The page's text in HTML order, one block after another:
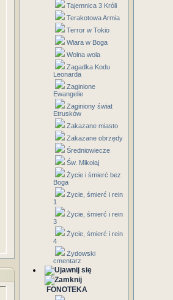
Tajemnica 3 Króli
Terakotowa Armia
Terror w Tokio
Wiara w Boga
Wolna wola
Zagadka Kodu
Leonarda
Zaginione
Ewangelie
Zaginiony świat
Etrusków
Zakazane miasto
Zakazane obrzędy
Średniowiecze
Św. Mikołaj
Życie i śmierć bez
Boga
Życie, śmierć i rein
1
Życie, śmierć i rein
3
Życie, śmierć i rein
4
Żydowski
cmentarz
FONOTEKA